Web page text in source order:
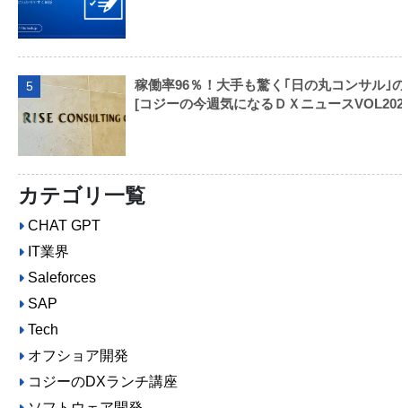
5
稼働率96％！大手も驚く｢日の丸コンサル｣
[コジーの今週気になるＤＸニュース
カテゴリ一覧
CHAT GPT
IT業界
Saleforces
SAP
Tech
オフショア開発
コジーのDXランチ講座